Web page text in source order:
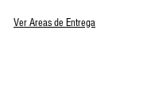
Ver Areas de Entrega